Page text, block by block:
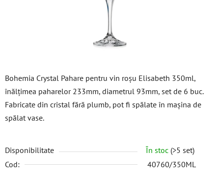
Bohemia Crystal Pahare pentru vin roșu Elisabeth 350ml,
înălțimea paharelor 233mm, diametrul 93mm, set de 6 buc.
Fabricate din cristal fără plumb, pot fi spălate în mașina de
spălat vase.
Disponibilitate În stoc (>5 set)
Cod:
40760/350ML